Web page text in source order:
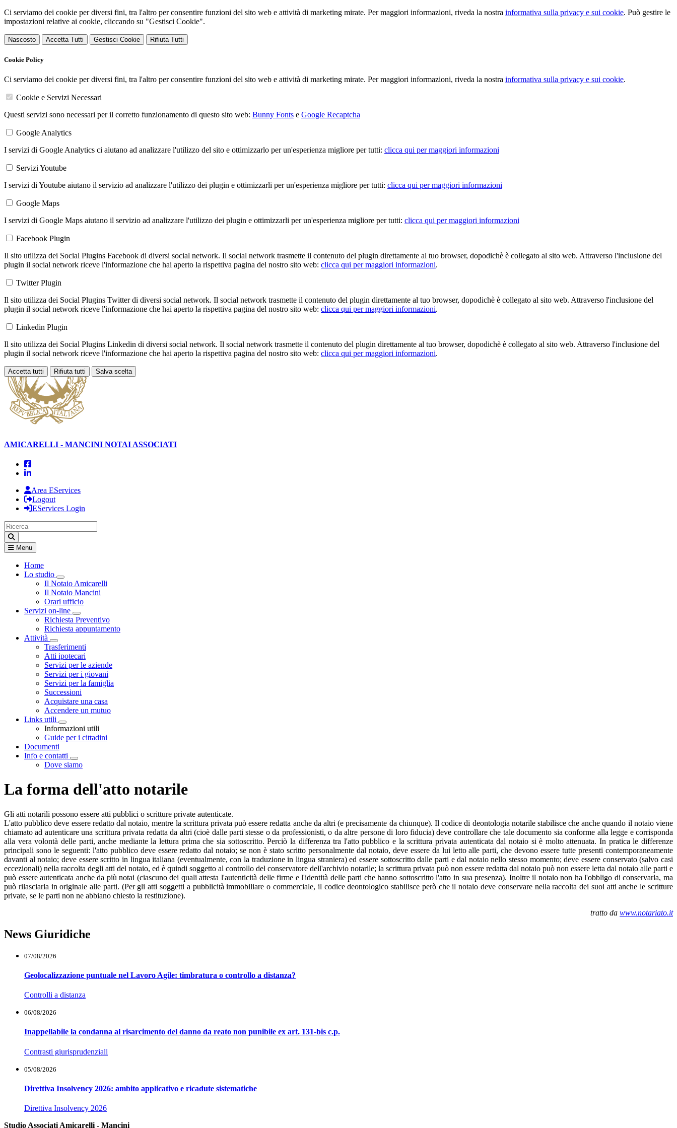
Ci serviamo dei cookie per diversi fini, tra l'altro per consentire funzioni del sito web e attività di marketing mirate. Per maggiori informazioni, riveda la nostra informativa sulla privacy e sui cookie. Può gestire le
impostazioni relative ai cookie, cliccando su "Gestisci Cookie".
Nascosto Accetta Tutti Gestisci Cookie Rifiuta Tutti
Cookie Policy
Ci serviamo dei cookie per diversi fini, tra l'altro per consentire funzioni del sito web e attività di marketing mirate. Per maggiori informazioni, riveda la nostra informativa sulla privacy e sui cookie.
Cookie e Servizi Necessari
Questi servizi sono necessari per il corretto funzionamento di questo sito web: Bunny Fonts e Google Recaptcha
Google Analytics
I servizi di Google Analytics ci aiutano ad analizzare l'utilizzo del sito e ottimizzarlo per un'esperienza migliore per tutti: clicca qui per maggiori informazioni
Servizi Youtube
I servizi di Youtube aiutano il servizio ad analizzare l'utilizzo dei plugin e ottimizzarli per un'esperienza migliore per tutti: clicca qui per maggiori informazioni
Google Maps
I servizi di Google Maps aiutano il servizio ad analizzare l'utilizzo dei plugin e ottimizzarli per un'esperienza migliore per tutti: clicca qui per maggiori informazioni
Facebook Plugin
Il sito utilizza dei Social Plugins Facebook di diversi social network. Il social network trasmette il contenuto del plugin direttamente al tuo browser, dopodichè è collegato al sito web. Attraverso l'inclusione del
plugin il social network riceve l'informazione che hai aperto la rispettiva pagina del nostro sito web: clicca qui per maggiori informazioni.
Twitter Plugin
Il sito utilizza dei Social Plugins Twitter di diversi social network. Il social network trasmette il contenuto del plugin direttamente al tuo browser, dopodichè è collegato al sito web. Attraverso l'inclusione del
plugin il social network riceve l'informazione che hai aperto la rispettiva pagina del nostro sito web: clicca qui per maggiori informazioni.
Linkedin Plugin
Il sito utilizza dei Social Plugins Linkedin di diversi social network. Il social network trasmette il contenuto del plugin direttamente al tuo browser, dopodichè è collegato al sito web. Attraverso l'inclusione del
plugin il social network riceve l'informazione che hai aperto la rispettiva pagina del nostro sito web: clicca qui per maggiori informazioni.
Accetta tutti Rifiuta tutti Salva scelta
Loading...
AMICARELLI - MANCINI NOTAI ASSOCIATI
Area EServices
Logout
EServices Login
Menu
Home
Lo studio
Visualizza menù di secondo livello
Il Notaio Amicarelli
Il Notaio Mancini
Orari ufficio
Servizi on-line
Visualizza menù di secondo livello
Richiesta Preventivo
Richiesta appuntamento
Attività
Visualizza menù di secondo livello
Trasferimenti
Atti ipotecari
Servizi per le aziende
Servizi per i giovani
Servizi per la famiglia
Successioni
Acquistare una casa
Accendere un mutuo
Links utili
Visualizza menù di secondo livello
Informazioni utili
Guide per i cittadini
Documenti
Info e contatti
Visualizza menù di secondo livello
Dove siamo
La forma dell'atto notarile
Gli atti notarili possono essere atti pubblici o scritture private autenticate.
L'atto pubblico deve essere redatto dal notaio, mentre la scrittura privata può essere redatta anche da altri (e precisamente da chiunque). Il codice di deontologia notarile stabilisce che anche quando il notaio viene
chiamato ad autenticare una scrittura privata redatta da altri (cioè dalle parti stesse o da professionisti, o da altre persone di loro fiducia) deve controllare che tale documento sia conforme alla legge e corrisponda
alla vera volontà delle parti, anche mediante la lettura prima che sia sottoscritto. Perciò la differenza tra l'atto pubblico e la scrittura privata autenticata dal notaio si è molto attenuata. In pratica le differenze
principali sono le seguenti: l'atto pubblico deve essere redatto dal notaio; se non è stato scritto personalmente dal notaio, deve essere da lui letto alle parti, che devono essere tutte presenti contemporaneamente
davanti al notaio; deve essere scritto in lingua italiana (eventualmente, con la traduzione in lingua straniera) ed essere sottoscritto dalle parti e dal notaio nello stesso momento; deve essere conservato (salvo casi
eccezionali) nella raccolta degli atti del notaio, ed è quindi soggetto al controllo del conservatore dell'archivio notarile; la scrittura privata può non essere redatta dal notaio può non essere letta dal notaio alle parti e
può essere autenticata anche da più notai (ciascuno dei quali attesta l'autenticità delle firme e l'identità delle parti che hanno sottoscritto l'atto in sua presenza). Inoltre il notaio non ha l'obbligo di conservarla, ma
può rilasciarla in originale alle parti. (Per gli atti soggetti a pubblicità immobiliare o commerciale, il codice deontologico stabilisce però che il notaio deve conservare nella raccolta dei suoi atti anche le scritture
private, se le parti non ne abbiano chiesto la restituzione).
tratto da www.notariato.it
News Giuridiche
07/08/2026
Geolocalizzazione puntuale nel Lavoro Agile: timbratura o controllo a distanza?
Controlli a distanza
06/08/2026
Inappellabile la condanna al risarcimento del danno da reato non punibile ex art. 131-bis c.p.
Contrasti giurisprudenziali
05/08/2026
Direttiva Insolvency 2026: ambito applicativo e ricadute sistematiche
Direttiva Insolvency 2026
Studio Associati Amicarelli - Mancini